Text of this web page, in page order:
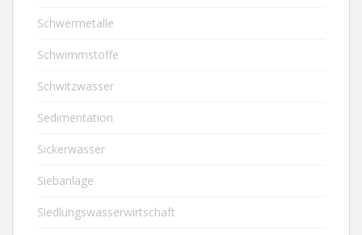
Schwermetalle
Schwimmstoffe
Schwitzwasser
Sedimentation
Sickerwasser
Siebanlage
Siedlungswasserwirtschaft